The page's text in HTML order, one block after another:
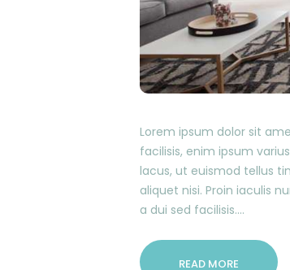
Lorem ipsum dolor sit
facilisis, enim ipsum
lacus, ut euismod tellus
aliquet nisi. Proin iaculis
a dui sed facilisis.…
READ MORE